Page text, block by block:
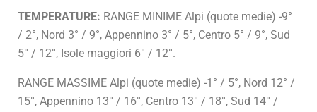
TEMPERATURE: RANGE MINIME Alpi (quote medie) -9°
/ 2°, Nord 3° / 9°, Appennino 3° / 5°, Centro 5° / 9°, Sud
5° / 12°, Isole maggiori 6° / 12°.
RANGE MASSIME Alpi (quote medie) -1° / 5°, Nord 12° /
15°, Appennino 13° / 16°, Centro 13° / 18°, Sud 14° /